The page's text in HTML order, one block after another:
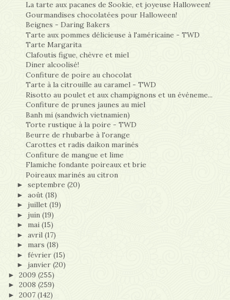
La tarte aux pacanes de Sookie, et joyeuse Halloween!
Gourmandises chocolatées pour Halloween!
Beignes - Daring Bakers
Tarte aux pommes délicieuse à l'américaine - TWD
Tarte Margarita
Clafoutis figue, chèvre et miel
Diner alcoolisé!
Confiture de poire au chocolat
Tarte à la citrouille au caramel - TWD
Risotto au poulet et aux champignons et un événeme...
Confiture de prunes jaunes au miel
Banh mi (sandwich vietnamien)
Torte rustique à la poire - TWD
Beurre de rhubarbe à l'orange
Carottes et radis daikon marinés
Confiture de mangue et lime
Flamiche fondante poireaux et brie
Poireaux marinés au citron
► septembre (20)
► août (18)
► juillet (19)
► juin (19)
► mai (15)
► avril (17)
► mars (18)
► février (15)
► janvier (20)
► 2009 (255)
► 2008 (259)
► 2007 (142)